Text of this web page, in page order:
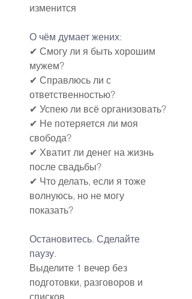
изменится
О чём думает жених:
✔ Смогу ли я быть хорошим
мужем?
✔ Справлюсь ли с
ответственностью?
✔ Успею ли всё организовать?
✔ Не потеряется ли моя
свобода?
✔ Хватит ли денег на жизнь
после свадьбы?
✔ Что делать, если я тоже
волнуюсь, но не могу
показать?
Остановитесь. Сделайте
паузу.
Выделите 1 вечер без
подготовки, разговоров и
списков.